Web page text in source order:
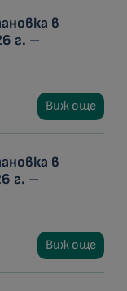
в
г. –
Виж още
в
г. –
Виж още